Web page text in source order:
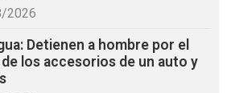
2026
Detienen a hombre por el
los accesorios de un auto y